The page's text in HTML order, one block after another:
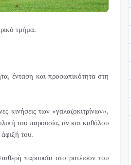
τμήμα.
ένταση και προσωπικότητα στη
κινήσεις των «γαλαζοκιτρίνων»,
του παρουσία, αν και καθόλου
του.
παρουσία στο ροτέισον του